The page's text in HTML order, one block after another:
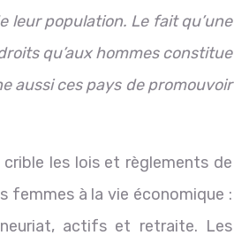
leur population. Le fait qu’une
qu’aux hommes constitue
aussi ces pays de promouvoir
les lois et règlements de
femmes à la vie économique :
actifs et retraite. Les